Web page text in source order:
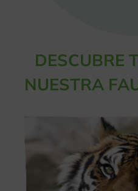
DESCUBRE
NUESTRA